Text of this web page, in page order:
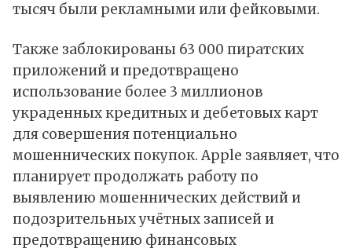
тысяч были рекламными или фейковыми.
Также заблокированы 63 000 пиратских
приложений и предотвращено
использование более 3 миллионов
украденных кредитных и дебетовых карт
для совершения потенциально
мошеннических покупок. Apple заявляет, что
планирует продолжать работу по
выявлению мошеннических действий и
подозрительных учётных записей и
предотвращению финансовых